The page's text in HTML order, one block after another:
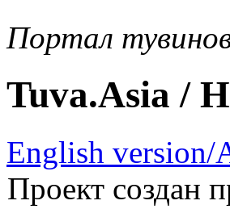
Портал
Tuva.Asia /
English version/
Проект создан